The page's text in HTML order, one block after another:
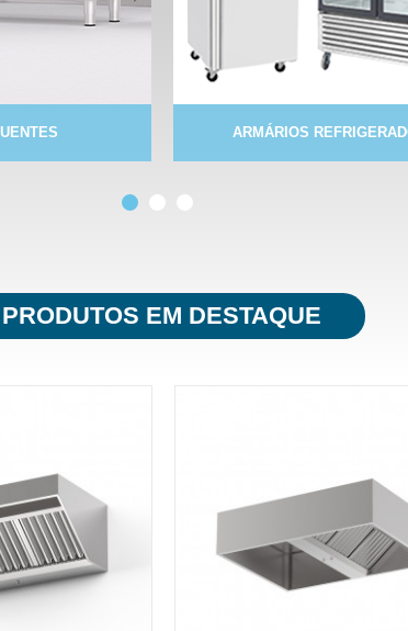
ARMÁRIOS
PRODUTOS EM DESTAQUE